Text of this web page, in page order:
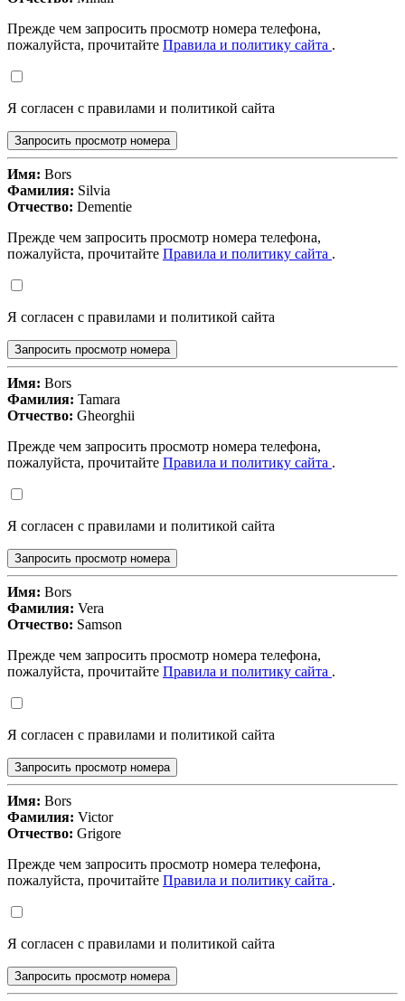
Прежде чем запросить просмотр номера телефона,
пожалуйста, прочитайте Правила и политику сайта .
Я согласен с правилами и политикой сайта
Запросить просмотр номера
Имя: Bors
Фамилия: Silvia
Отчество: Dementie
Прежде чем запросить просмотр номера телефона,
пожалуйста, прочитайте Правила и политику сайта .
Я согласен с правилами и политикой сайта
Запросить просмотр номера
Имя: Bors
Фамилия: Tamara
Отчество: Gheorghii
Прежде чем запросить просмотр номера телефона,
пожалуйста, прочитайте Правила и политику сайта .
Я согласен с правилами и политикой сайта
Запросить просмотр номера
Имя: Bors
Фамилия: Vera
Отчество: Samson
Прежде чем запросить просмотр номера телефона,
пожалуйста, прочитайте Правила и политику сайта .
Я согласен с правилами и политикой сайта
Запросить просмотр номера
Имя: Bors
Фамилия: Victor
Отчество: Grigore
Прежде чем запросить просмотр номера телефона,
пожалуйста, прочитайте Правила и политику сайта .
Я согласен с правилами и политикой сайта
Запросить просмотр номера